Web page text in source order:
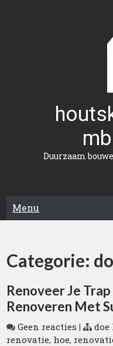
Duurzaam
Menu
Categorie:
Renoveer Je
Renoveren Met
Geen reacties | doe
renovatie, hoe,